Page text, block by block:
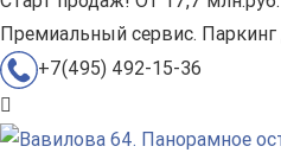
Премиальный сервис.
+7(495) 492-15-36